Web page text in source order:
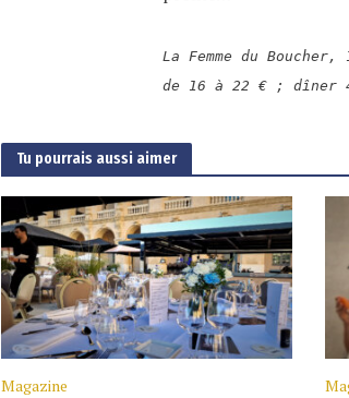
La Femme du
de 16 à 22 € ; dîner
Tu pourrais aussi aimer
Magazine